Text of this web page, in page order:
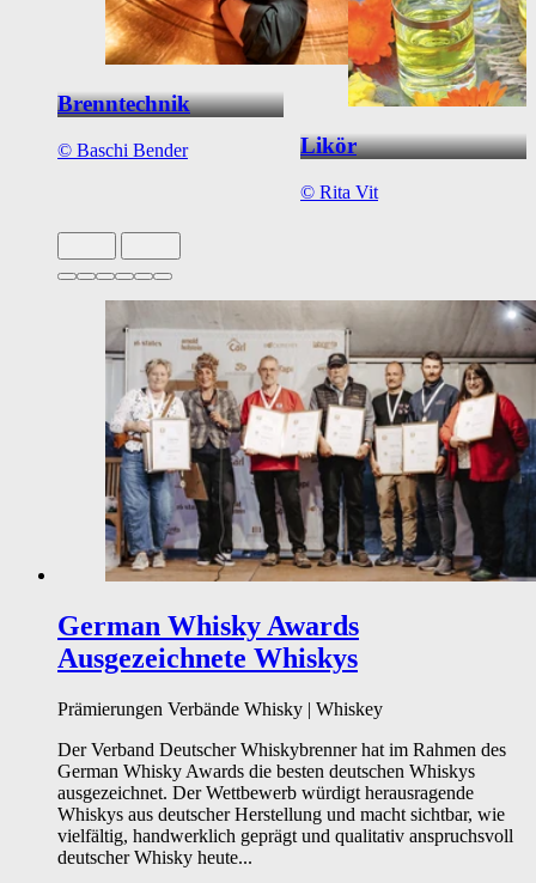
Brenntechnik
© Baschi Bender Likör
© Rita Vit
Slide 1 von 6 aktiv
German Whisky Awards
Ausgezeichnete Whiskys
Prämierungen Verbände Whisky | Whiskey
Der Verband Deutscher Whiskybrenner hat im Rahmen des
German Whisky Awards die besten deutschen Whiskys
ausgezeichnet. Der Wettbewerb würdigt herausragende
Whiskys aus deutscher Herstellung und macht sichtbar, wie
vielfältig, handwerklich geprägt und qualitativ anspruchsvoll
deutscher Whisky heute...